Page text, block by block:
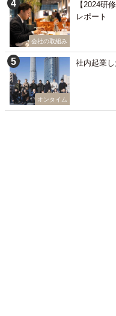
会社の取組み
【2024研
レポート
オンタイム
社内起業し